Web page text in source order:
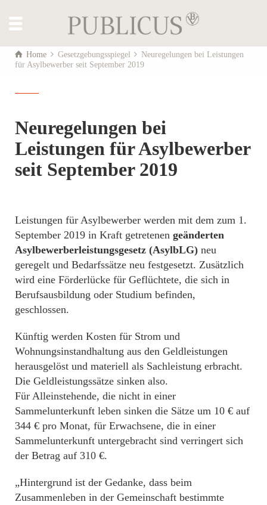
Home Gesetzgebungsspiegel
Neuregelungen bei Leistungen
für Asylbewerber seit September 2019
Neuregelungen bei
Leistungen für Asylbewerber
seit September 2019
Leistungen für Asylbewerber werden mit dem zum 1.
September 2019 in Kraft getretenen geänderten
Asylbewerberleistungsgesetz (AsylbLG) neu
geregelt und Bedarfssätze neu festgesetzt. Zusätzlich
wird eine Förderlücke für Geflüchtete, die sich in
Berufsausbildung oder Studium befinden,
geschlossen.
Künftig werden Kosten für Strom und
Wohnungsinstandhaltung aus den Geldleistungen
herausgelöst und materiell als Sachleistung erbracht.
Die Geldleistungssätze sinken also.
Für Alleinstehende, die nicht in einer
Sammelunterkunft leben sinken die Sätze um 10 € auf
344 € pro Monat, für Erwachsene, die in einer
Sammelunterkunft untergebracht sind verringert sich
der Betrag auf 310 €.
„Hintergrund ist der Gedanke, dass beim
Zusammenleben in der Gemeinschaft bestimmte